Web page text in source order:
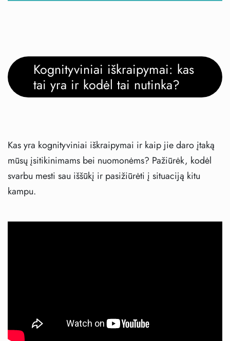
Kognityviniai iškraipymai: kas
tai yra ir kodėl tai nutinka?
Kas yra kognityviniai iškraipymai ir kaip jie daro įtaką
mūsų įsitikinimams bei nuomonėms? Pažiūrėk, kodėl
svarbu mesti sau iššūkį ir pasižiūrėti į situaciją kitu
kampu.